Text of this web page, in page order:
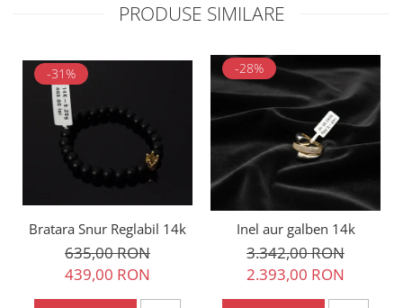
PRODUSE SIMILARE
-31%
Bratara Snur Reglabil 14k
635,00 RON
439,00 RON
-28%
Inel aur galben 14k
3.342,00 RON
2.393,00 RON